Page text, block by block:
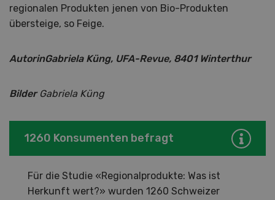
regionalen Produkten jenen von Bio-Produkten
übersteige, so Feige.
AutorinGabriela Küng, UFA-Revue, 8401 Winterthur
Bilder Gabriela Küng
1260 Konsumenten befragt
Für die Studie «Regionalprodukte: Was ist
Herkunft wert?» wurden 1260 Schweizer